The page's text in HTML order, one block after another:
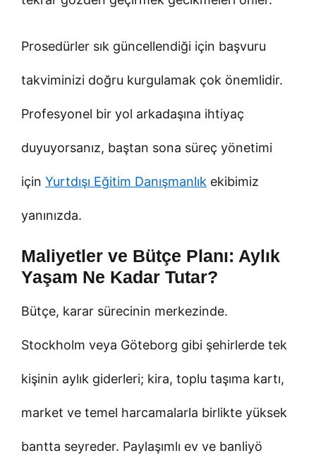
Prosedürler sık güncellendiği için başvuru
takviminizi doğru kurgulamak çok önemlidir.
Profesyonel bir yol arkadaşına ihtiyaç
duyuyorsanız, baştan sona süreç yönetimi
için Yurtdışı Eğitim Danışmanlık ekibimiz
yanınızda.
Maliyetler ve Bütçe Planı: Aylık
Yaşam Ne Kadar Tutar?
Bütçe, karar sürecinin merkezinde.
Stockholm veya Göteborg gibi şehirlerde tek
kişinin aylık giderleri; kira, toplu taşıma kartı,
market ve temel harcamalarla birlikte yüksek
bantta seyreder. Paylaşımlı ev ve banliyö